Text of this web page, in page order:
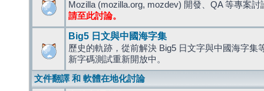
Mozilla (mozilla.org, mozdev) 開發、QA 等專案討
請至此討論。
Big5 日文與中國海字集
歷史的軌跡，從前解決 Big5 日文字與中國海字集
新字碼測試重新開放中。
文件翻譯 和 軟體在地化討論